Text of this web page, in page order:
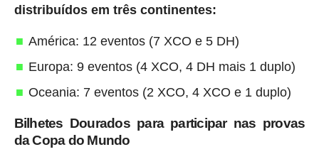
distribuídos em três continentes:
América: 12 eventos (7 XCO e 5 DH)
Europa: 9 eventos (4 XCO, 4 DH mais 1 duplo)
Oceania: 7 eventos (2 XCO, 4 XCO e 1 duplo)
Bilhetes Dourados para participar nas provas
da Copa do Mundo